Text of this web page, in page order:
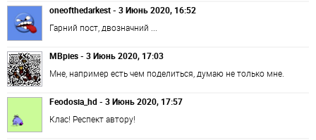
oneofthedarkest - 3 Июнь 2020, 16:52
Гарний пост, двозначний ...
MBpies - 3 Июнь 2020, 17:03
Мне, например есть чем поделиться, думаю не только мне.
Feodosia_hd - 3 Июнь 2020, 17:57
Клас! Респект автору!